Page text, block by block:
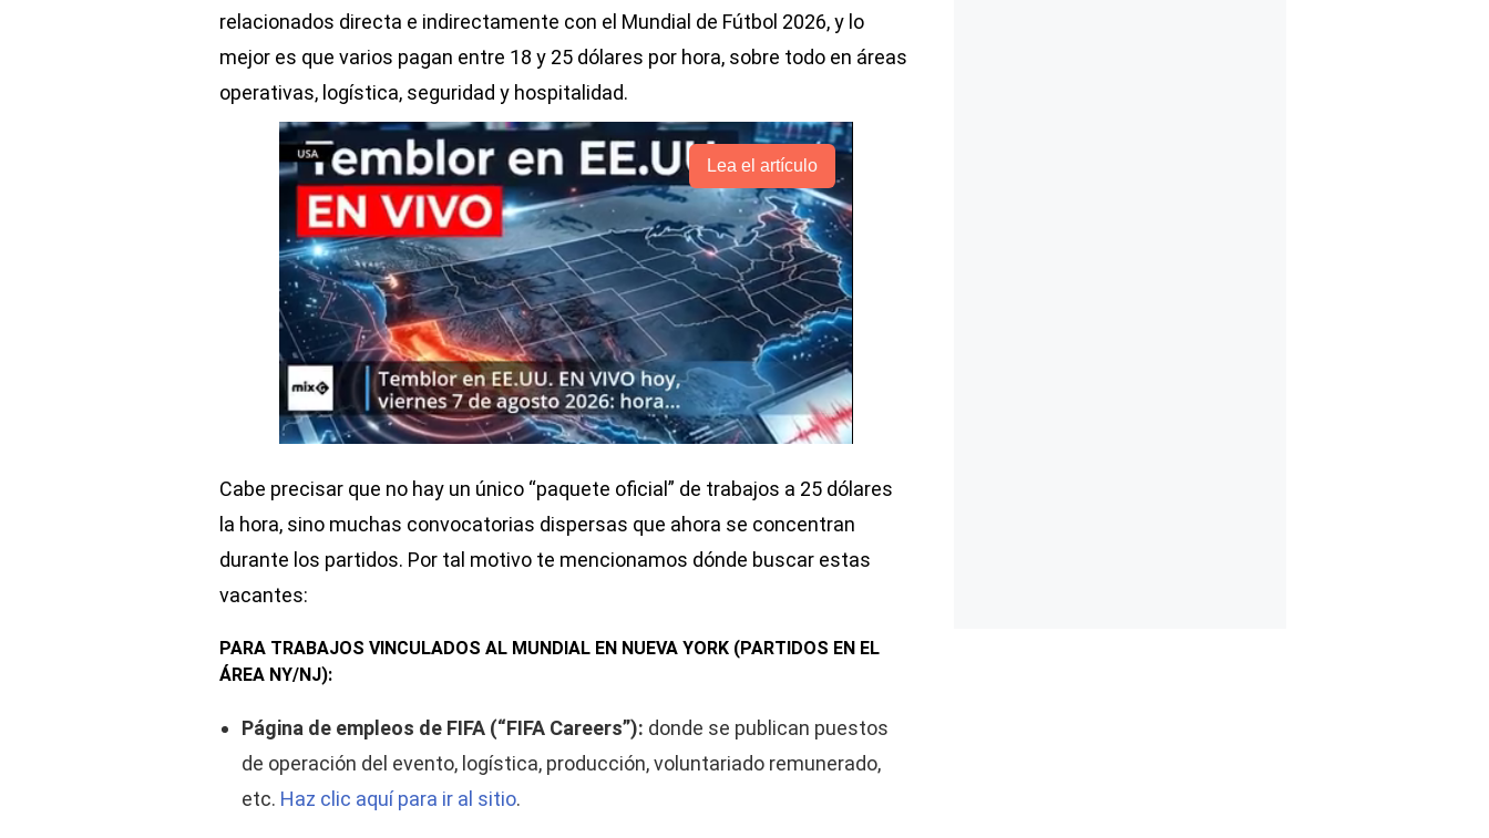
relacionados directa e indirectamente con el Mundial de Fútbol 2026, y lo
mejor es que varios pagan entre 18 y 25 dólares por hora, sobre todo en áreas
operativas, logística, seguridad y hospitalidad.
Lea el artículo
Cabe precisar que no hay un único “paquete oficial” de trabajos a 25 dólares
la hora, sino muchas convocatorias dispersas que ahora se concentran
durante los partidos. Por tal motivo te mencionamos dónde buscar estas
vacantes:
PARA TRABAJOS VINCULADOS AL MUNDIAL EN NUEVA YORK (PARTIDOS EN EL
ÁREA NY/NJ):
Página de empleos de FIFA (“FIFA Careers”): donde se publican puestos
de operación del evento, logística, producción, voluntariado remunerado,
etc. Haz clic aquí para ir al sitio.